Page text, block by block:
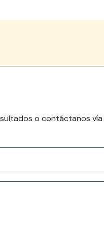
o contáctanos vía